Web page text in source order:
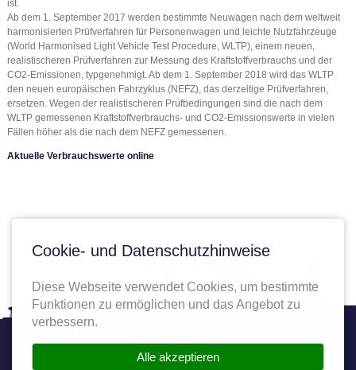
ist.
Ab dem 1. September 2017 werden bestimmte Neuwagen nach dem weltweit
harmonisierten Prüfverfahren für Personenwagen und leichte Nutzfahrzeuge
(World Harmonised Light Vehicle Test Procedure, WLTP), einem neuen,
realistischeren Prüfverfahren zur Messung des Kraftstoffverbrauchs und der
CO2-Emissionen, typgenehmigt. Ab dem 1. September 2018 wird das WLTP
den neuen europäischen Fahrzyklus (NEFZ), das derzeitige Prüfverfahren,
ersetzen. Wegen der realistischeren Prüfbedingungen sind die nach dem
WLTP gemessenen Kraftstoffverbrauchs- und CO2-Emissionswerte in vielen
Fällen höher als die nach dem NEFZ gemessenen.
Aktuelle Verbrauchswerte online
TwitterFacebook
Cookie- und Datenschutzhinweise
Diese Webseite verwendet Cookies, um bestimmte
Funktionen zu ermöglichen und das Angebot zu
verbessern.
Alle akzeptieren